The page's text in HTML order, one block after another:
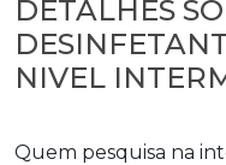
DETALHES
NIVEL
Quem pesquisa na